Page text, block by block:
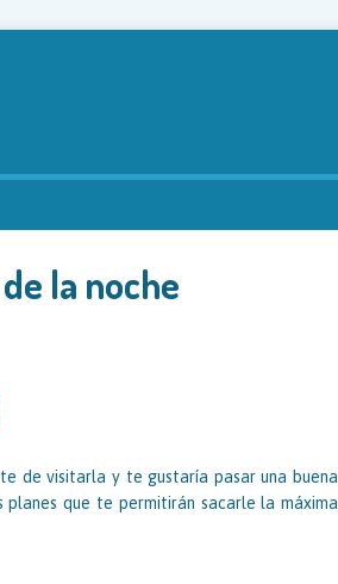
la noche
de visitarla y te gustaría pasar una buena
que te permitirán sacarle la máxima